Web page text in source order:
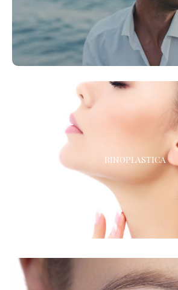
la ricrescita dei tuoi capelli. In un
RINOPLASTICA
La chirurgia estetica del